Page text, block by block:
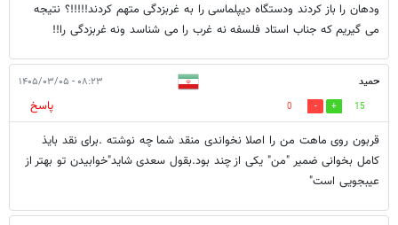
ودهان را باز کردند ودستگاه دیپلماسی را به غربزدگی متهم کردند!!!!!؟ نتیجه
می گیریم که جناب استاد فلسفه نه غرب را می شناسد ونه غربزدگی را!!
حمید ۰۸:۲۳ - ۱۴۰۵/۰۳/۰۵
15
0
پاسخ
قربون روی ماهت من را اصلا نخواندی منقد شما چه نوشته .برای نقد بایذ
کامل بخوانی ضمیر "من" یکی از چند بود.بقول سعدی شاید"خوابیدن تو بهتر از
عیبجویی است"